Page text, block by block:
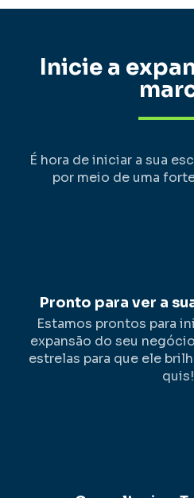
Inicie a
É hora de iniciar a sua
por meio de uma
Pronto para ver a
Estamos prontos para
expansão do seu
estrelas para que ele
quis!